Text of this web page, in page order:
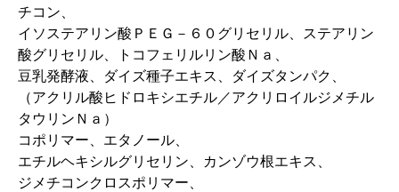
チコン、
イソステアリン酸ＰＥＧ－６０グリセリル、ステアリン
酸グリセリル、トコフェリルリン酸Ｎａ、
豆乳発酵液、ダイズ種子エキス、ダイズタンパク、
（アクリル酸ヒドロキシエチル／アクリロイルジメチル
タウリンＮａ）
コポリマー、エタノール、
エチルヘキシルグリセリン、カンゾウ根エキス、
ジメチコンクロスポリマー、